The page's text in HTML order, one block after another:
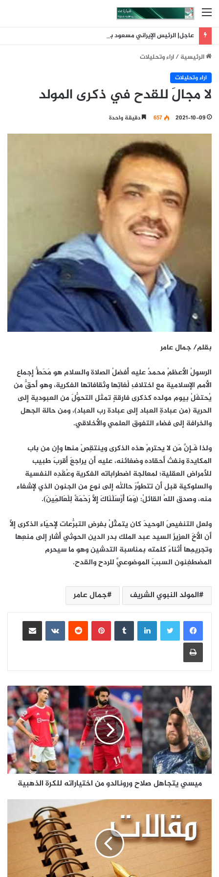
القائمة
الرئيسية/اراء وتحليلات
اراء وتحليلات
لا مجالَ للقدح في ذكرى المولد
2021-10-09
657 دقيقة واحدة
بقلم/ جمال عامر
الرسولُ الأعظمُ محمدٌ عليه أفضلُ الصلاة والسلام هو مَحَطُّ إجماع
الأمم الإسلامية مع اختلافِ لُغاتِها وثقافاتها الفكرية، وهو أحقُّ من
يُحتفَلُ بيوم مولده كذكرى فارقةٍ تمثل التحوُّلَ من العبودية إلى
الحرية (من عبادةِ العباد إلى عبادة رب العباد)، ومن حالة الجهل
والخرافة إلى فضاء التفوق العلمي والأخلاقي.
ولذا فَـإنَّ مَن لا يحترمْ هذه الذكرى وينتقِصْ منها وإن من باب
المكايدة ونفث أحقاده وضغائنه، عليه أن يراجعَ أقربَ طبيب
للأمراض العقلية؛ لمعالجة اضطراباته الفكرية وعُقَدِه النفسية
والسلوكية قبل أن تتطوَّرَ حالتُه إلى نوعٍ من الجنون الذي لإشفاء
منه، وصدق اللهُ القائلُ: (وَمَا أَرْسَلْنَاكَ إِلَّا رَحْمَةً لِلْعَالَمِينَ).
ولعل التنغيصَ الوحيدَ كان يتمثَّلُ بفرضِ التبرُّعات لإحيَاء الذكرى إلَّا
أن الأخَ العزيزَ السيد عبد الملك بدر الدين الحوثي أشار إلى منعِها
وتجريمِها أثناءَ كلمته بمناسبة التدشين وهو ما سيحرم
المضطغِنون السببَ الموضوعيَّ للردحِ والقدح.
المولد النبوي الشريف جمال عامر
لينكدإن بينتيريست
مشاركة عبر البريد
طباعة
ميسي يتجاهل صلاح ورونالدو من اختياراته للكرة الذهبية